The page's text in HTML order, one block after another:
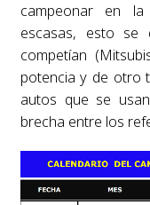
campeonar en
escasas, esto
competían
potencia y de otro
autos que se
brecha entre los